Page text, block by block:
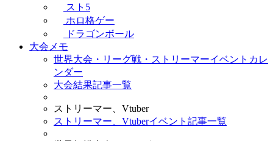
スト5
ホロ格ゲー
ドラゴンボール
大会メモ
世界大会・リーグ戦・ストリーマーイベントカレ
ンダー
大会結果記事一覧
ストリーマー、Vtuber
ストリーマー、Vtuberイベント記事一覧